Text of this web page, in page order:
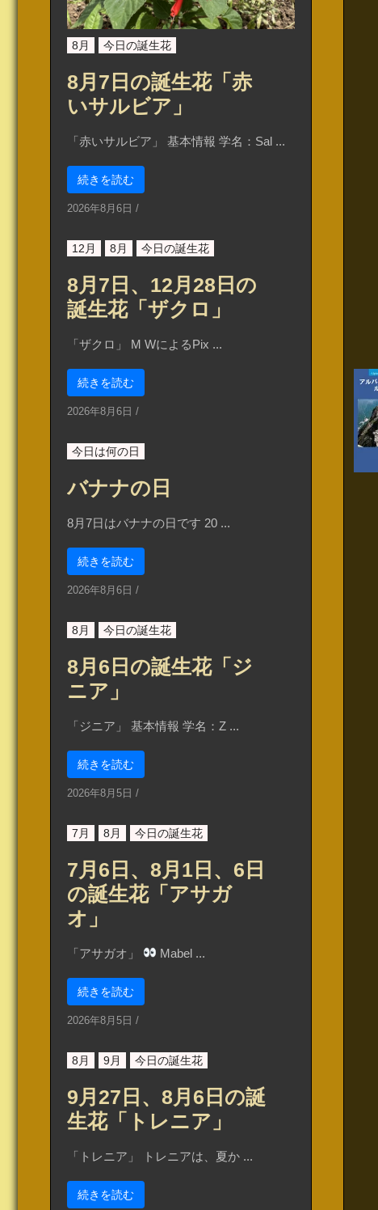
8月 今日の誕生花
8月7日の誕生花「赤
いサルビア」
「赤いサルビア」 基本情報 学名：Sal ...
続きを読む
2026年8月6日 /
12月 8月 今日の誕生花
8月7日、12月28日の
誕生花「ザクロ」
「ザクロ」 M WによるPix ...
続きを読む
2026年8月6日 /
今日は何の日
バナナの日
8月7日はバナナの日です 20 ...
続きを読む
2026年8月6日 /
8月 今日の誕生花
8月6日の誕生花「ジ
ニア」
「ジニア」 基本情報 学名：Z ...
続きを読む
2026年8月5日 /
7月 8月 今日の誕生花
7月6日、8月1日、6日
の誕生花「アサガ
オ」
「アサガオ」 Mabel ...
続きを読む
2026年8月5日 /
8月 9月 今日の誕生花
9月27日、8月6日の誕
生花「トレニア」
「トレニア」 トレニアは、夏か ...
続きを読む